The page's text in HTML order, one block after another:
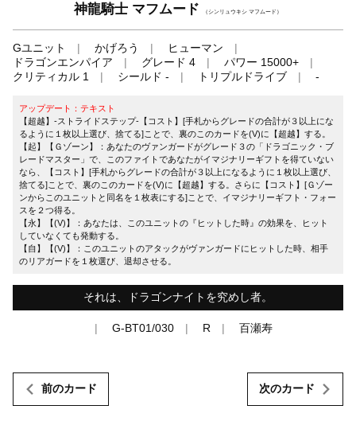
神龍騎士 マフムード （シンリュウキシ マフムード）
Gユニット かげろう
ヒューマン
ドラゴンエンパイア
グレード 4
パワー 15000+
クリティカル 1
シールド - トリプルドライブ -
アップデート：テキスト
【超越】-ストライドステップ-【コスト】[手札からグレードの合計が３以上にな
るように１枚以上選び、捨てる]ことで、裏のこのカードを(V)に【超越】する。
【起】【Ｇゾーン】：あなたのヴァンガードがグレード３の「ドラゴニック・ブ
レードマスター」で、このファイトであなたがイマジナリーギフトを得ていない
なら、【コスト】[手札からグレードの合計が３以上になるように１枚以上選び、
捨てる]ことで、裏のこのカードを(V)に【超越】する。さらに【コスト】[Ｇゾー
ンからこのユニットと同名を１枚表にする]ことで、イマジナリーギフト・フォー
スを２つ得る。
【永】【(V)】：あなたは、このユニットの『ヒットした時』の効果を、ヒット
していなくても発動する。
【自】【(V)】：このユニットのアタックがヴァンガードにヒットした時、相手
のリアガードを１枚選び、退却させる。
それは、ドラゴンナイトを究めし者。
G-BT01/030 R 百瀬寿
前のカード 次のカード